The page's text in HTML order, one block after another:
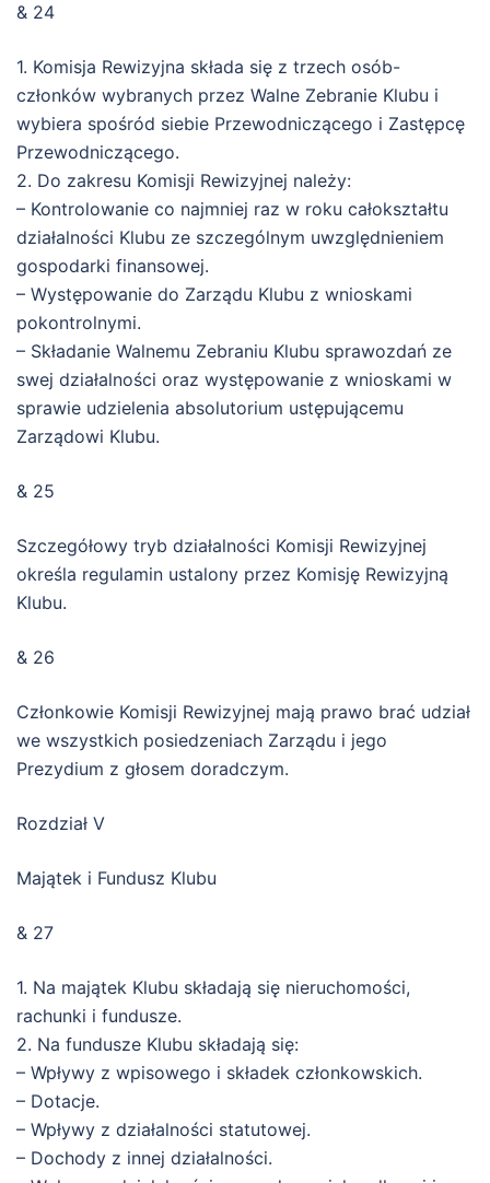
& 24
1. Komisja Rewizyjna składa się z trzech osób-
członków wybranych przez Walne Zebranie Klubu i
wybiera spośród siebie Przewodniczącego i Zastępcę
Przewodniczącego.
2. Do zakresu Komisji Rewizyjnej należy:
– Kontrolowanie co najmniej raz w roku całokształtu
działalności Klubu ze szczególnym uwzględnieniem
gospodarki finansowej.
– Występowanie do Zarządu Klubu z wnioskami
pokontrolnymi.
– Składanie Walnemu Zebraniu Klubu sprawozdań ze
swej działalności oraz występowanie z wnioskami w
sprawie udzielenia absolutorium ustępującemu
Zarządowi Klubu.
& 25
Szczegółowy tryb działalności Komisji Rewizyjnej
określa regulamin ustalony przez Komisję Rewizyjną
Klubu.
& 26
Członkowie Komisji Rewizyjnej mają prawo brać udział
we wszystkich posiedzeniach Zarządu i jego
Prezydium z głosem doradczym.
Rozdział V
Majątek i Fundusz Klubu
& 27
1. Na majątek Klubu składają się nieruchomości,
rachunki i fundusze.
2. Na fundusze Klubu składają się:
– Wpływy z wpisowego i składek członkowskich.
– Dotacje.
– Wpływy z działalności statutowej.
– Dochody z innej działalności.